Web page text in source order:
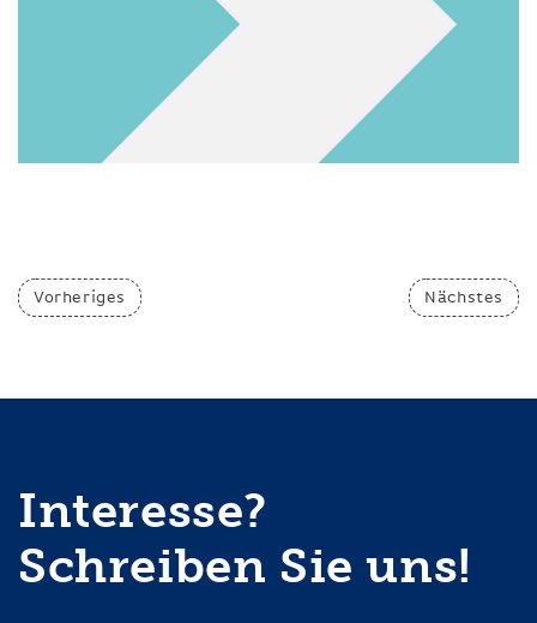
Vorheriges Nächstes
Interesse?
Schreiben Sie uns!